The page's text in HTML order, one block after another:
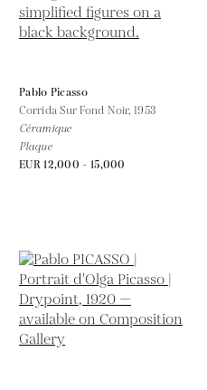
Pablo Picasso
Corrida Sur Fond Noir,1953
Céramique
Plaque
EUR 12,000 - 15,000